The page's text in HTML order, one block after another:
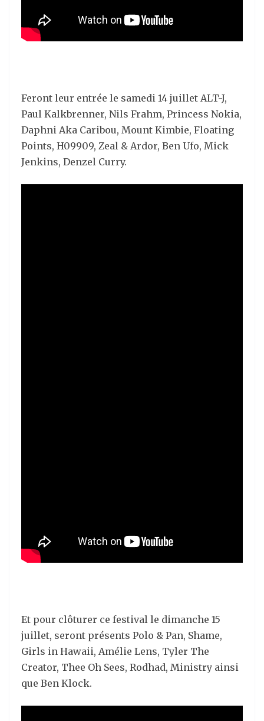
Feront leur entrée le samedi 14 juillet ALT-J,
Paul Kalkbrenner, Nils Frahm, Princess Nokia,
Daphni Aka Caribou, Mount Kimbie, Floating
Points, H09909, Zeal & Ardor, Ben Ufo, Mick
Jenkins, Denzel Curry.
Et pour clôturer ce festival le dimanche 15
juillet, seront présents Polo & Pan, Shame,
Girls in Hawaii, Amélie Lens, Tyler The
Creator, Thee Oh Sees, Rodhad, Ministry ainsi
que Ben Klock.